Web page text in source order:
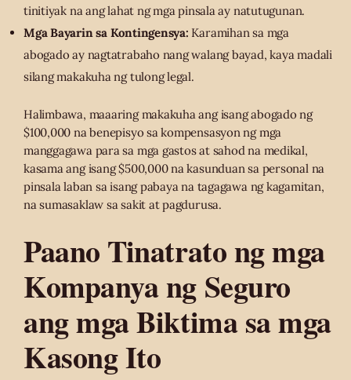
tinitiyak na ang lahat ng mga pinsala ay natutugunan.
Mga Bayarin sa Kontingensya: Karamihan sa mga
abogado ay nagtatrabaho nang walang bayad, kaya madali
silang makakuha ng tulong legal.
Halimbawa, maaaring makakuha ang isang abogado ng
$100,000 na benepisyo sa kompensasyon ng mga
manggagawa para sa mga gastos at sahod na medikal,
kasama ang isang $500,000 na kasunduan sa personal na
pinsala laban sa isang pabaya na tagagawa ng kagamitan,
na sumasaklaw sa sakit at pagdurusa.
Paano Tinatrato ng mga
Kompanya ng Seguro
ang mga Biktima sa mga
Kasong Ito